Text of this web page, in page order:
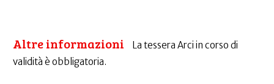
Altre informazioni
La tessera Arci in corso di
validità è obbligatoria.